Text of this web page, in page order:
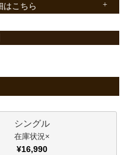
はこちら
シングル
×
¥16,990